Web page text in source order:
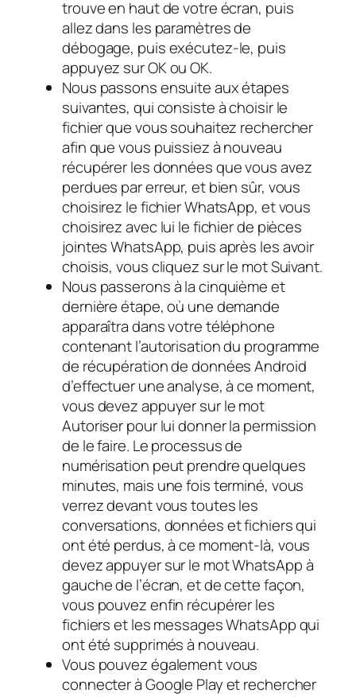
trouve en haut de votre écran, puis
allez dans les paramètres de
débogage, puis exécutez-le, puis
appuyez sur OK ou OK.
Nous passons ensuite aux étapes
suivantes, qui consiste à choisir le
fichier que vous souhaitez rechercher
afin que vous puissiez à nouveau
récupérer les données que vous avez
perdues par erreur, et bien sûr, vous
choisirez le fichier WhatsApp, et vous
choisirez avec lui le fichier de pièces
jointes WhatsApp, puis après les avoir
choisis, vous cliquez sur le mot Suivant.
Nous passerons à la cinquième et
dernière étape, où une demande
apparaîtra dans votre téléphone
contenant l’autorisation du programme
de récupération de données Android
d’effectuer une analyse, à ce moment,
vous devez appuyer sur le mot
Autoriser pour lui donner la permission
de le faire. Le processus de
numérisation peut prendre quelques
minutes, mais une fois terminé, vous
verrez devant vous toutes les
conversations, données et fichiers qui
ont été perdus, à ce moment-là, vous
devez appuyer sur le mot WhatsApp à
gauche de l’écran, et de cette façon,
vous pouvez enfin récupérer les
fichiers et les messages WhatsApp qui
ont été supprimés à nouveau.
Vous pouvez également vous
connecter à Google Play et rechercher